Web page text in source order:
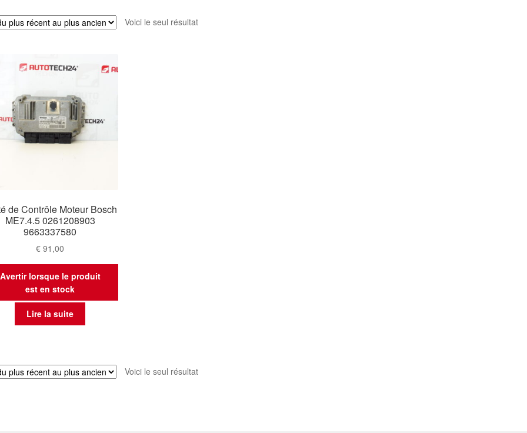
Voici le seul résultat
de Contrôle Moteur Bosch
ME7.4.5 0261208903
9663337580
€ 91,00
Avertir lorsque le produit
est en stock
Lire la suite
Voici le seul résultat